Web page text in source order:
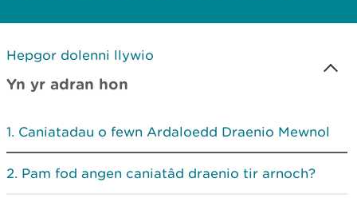
Hepgor dolenni llywio
Yn yr adran hon
Caniatadau o fewn Ardaloedd Draenio Mewnol
Pam fod angen caniatâd draenio tir arnoch?